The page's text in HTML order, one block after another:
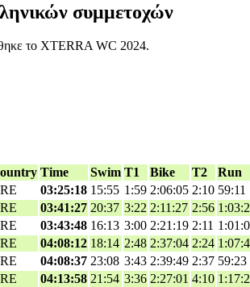
συμμετοχών
το XTERRA WC 2024.
Time Swim T1 Bike T2
Run
03:25:18 15:55 1:59 2:06:05 2:10 59:11
03:41:27 20:37 3:22 2:11:27 2:56
03:43:48 16:13 3:00 2:21:19 2:11
04:08:12 18:14 2:48 2:37:04 2:24
04:08:37 23:08 3:43 2:39:49 2:37 59:23
04:13:58 21:54 3:36 2:27:01 4:10